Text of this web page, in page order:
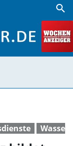
search
Wasser